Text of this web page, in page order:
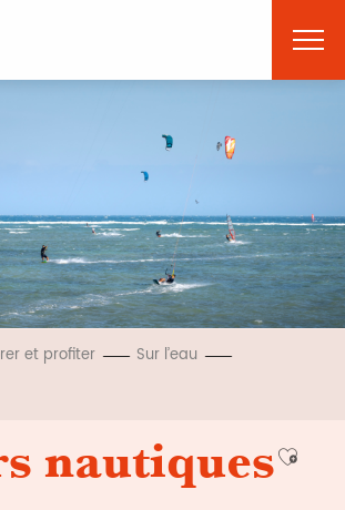
et profiter
Sur l’eau
nautiques